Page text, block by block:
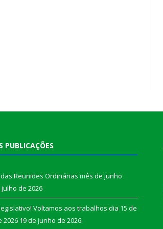
PUBLICAÇÕES
Reuniões Ordinárias mês de junho
julho de 2026
Voltamos aos trabalhos dia 15 de
2026 19 de junho de 2026